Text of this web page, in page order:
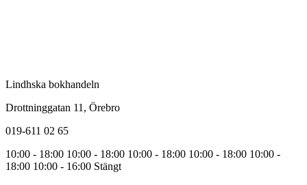
Lindhska bokhandeln
Drottninggatan 11, Örebro
019-611 02 65
10:00 - 18:00 10:00 - 18:00 10:00 - 18:00 10:00 - 18:00 10:00 -
18:00 10:00 - 16:00 Stängt